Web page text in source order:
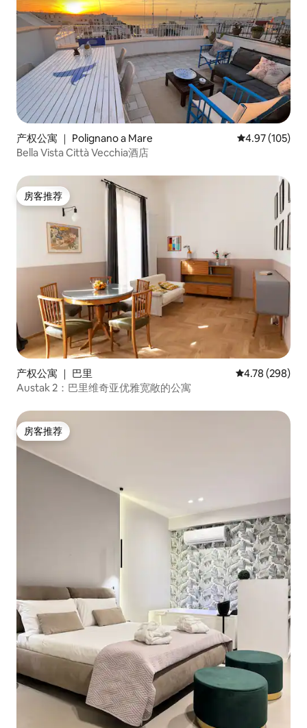
产权公寓 ｜ Polignano a Mare 平均评分 4.97
4.97 (105)
Bella Vista Città Vecchia酒店
房客推荐
房客推荐
产权公寓 ｜ 巴里 平均评分 4.78
4.78 (298)
Austak 2：巴里维奇亚优雅宽敞的公寓
房客推荐
房客推荐